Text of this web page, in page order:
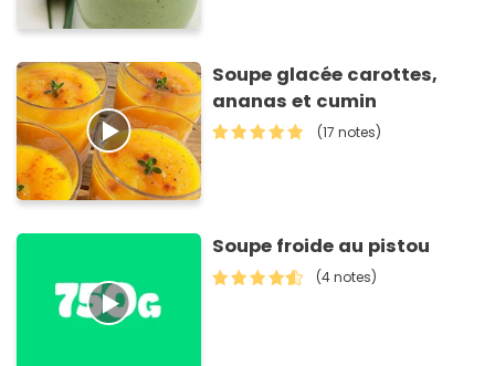
Soupe glacée carottes,
ananas et cumin
(17 notes)
Soupe froide au pistou
(4 notes)